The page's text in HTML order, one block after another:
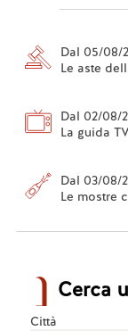
Dal 05/08/
Le aste
Dal 02/08/
La guida
Dal 03/08/
Le mostre
Cerca
Città